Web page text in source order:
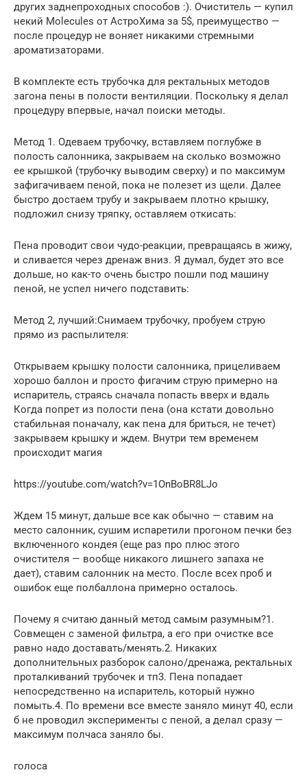
других заднепроходных способов :). Очиститель — купил
некий Molecules от АстроХима за 5$, преимущество —
после процедур не воняет никакими стремными
ароматизаторами.
В комплекте есть трубочка для ректальных методов
загона пены в полости вентиляции. Поскольку я делал
процедуру впервые, начал поиски методы.
Метод 1. Одеваем трубочку, вставляем поглубже в
полость салонника, закрываем на сколько возможно
ее крышкой (трубочку выводим сверху) и по максимум
зафигачиваем пеной, пока не полезет из щели. Далее
быстро достаем трубу и закрываем плотно крышку,
подложил снизу тряпку, оставляем откисать:
Пена проводит свои чудо-реакции, превращаясь в жижу,
и сливается через дренаж вниз. Я думал, будет это все
дольше, но как-то очень быстро пошли под машину
пеной, не успел ничего подставить:
Метод 2, лучший:Снимаем трубочку, пробуем струю
прямо из распылителя:
Открываем крышку полости салонника, прицеливаем
хорошо баллон и просто фигачим струю примерно на
испаритель, страясь сначала попасть вверх и вдаль
Когда попрет из полости пена (она кстати довольно
стабильная поначалу, как пена для бриться, не течет)
закрываем крышку и ждем. Внутри тем временем
происходит магия
https://youtube.com/watch?v=1OnBoBR8LJo
Ждем 15 минут, дальше все как обычно — ставим на
место салонник, сушим испаретили прогоном печки без
включенного кондея (еще раз про плюс этого
очистителя — вообще никакого лишнего запаха не
дает), ставим салонник на место. После всех проб и
ошибок еще полбаллона примерно осталось.
Почему я считаю данный метод самым разумным?1.
Совмещен с заменой фильтра, а его при очистке все
равно надо доставать/менять.2. Никаких
дополнительных разборок салоно/дренажа, ректальных
проталкиваний трубочек и тп3. Пена попадает
непосредственно на испаритель, который нужно
помыть.4. По времени все вместе заняло минут 40, если
б не проводил эксперименты с пеной, а делал сразу —
максимум полчаса заняло бы.
голоса